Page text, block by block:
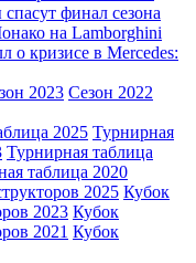
финал сезона
на Lamborghini
о кризисе в Mercedes:
2023 Сезон 2022
2025 Турнирная
Турнирная таблица
таблица 2020
2025 Кубок
2023 Кубок
2021 Кубок